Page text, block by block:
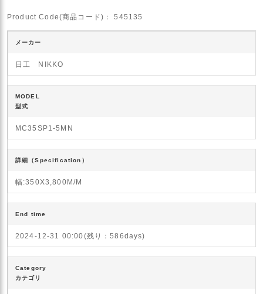
Product Code(商品コード)： 545135
メーカー
日工 NIKKO
MODEL
型式
MC35SP1-5MN
詳細（Specification）
幅:350X3,800M/M
End time
2024-12-31 00:00(残り：586days)
Category
カテゴリ